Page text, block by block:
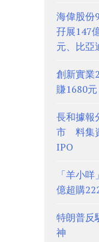
海偉股份
孖展147
元、比亞
創新實業
賺1680
長和據報
市 料集
IPO
「羊小
億超購
特朗普反
神